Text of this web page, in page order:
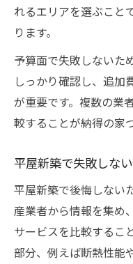
れるエリアを選ぶこと
ります。
予算面で失敗しないた
しっかり確認し、追加
が重要です。複数の業
較することが納得の家
平屋新築で失敗しな
平屋新築で後悔しない
産業者から情報を集め
サービスを比較するこ
部分、例えば断熱性能